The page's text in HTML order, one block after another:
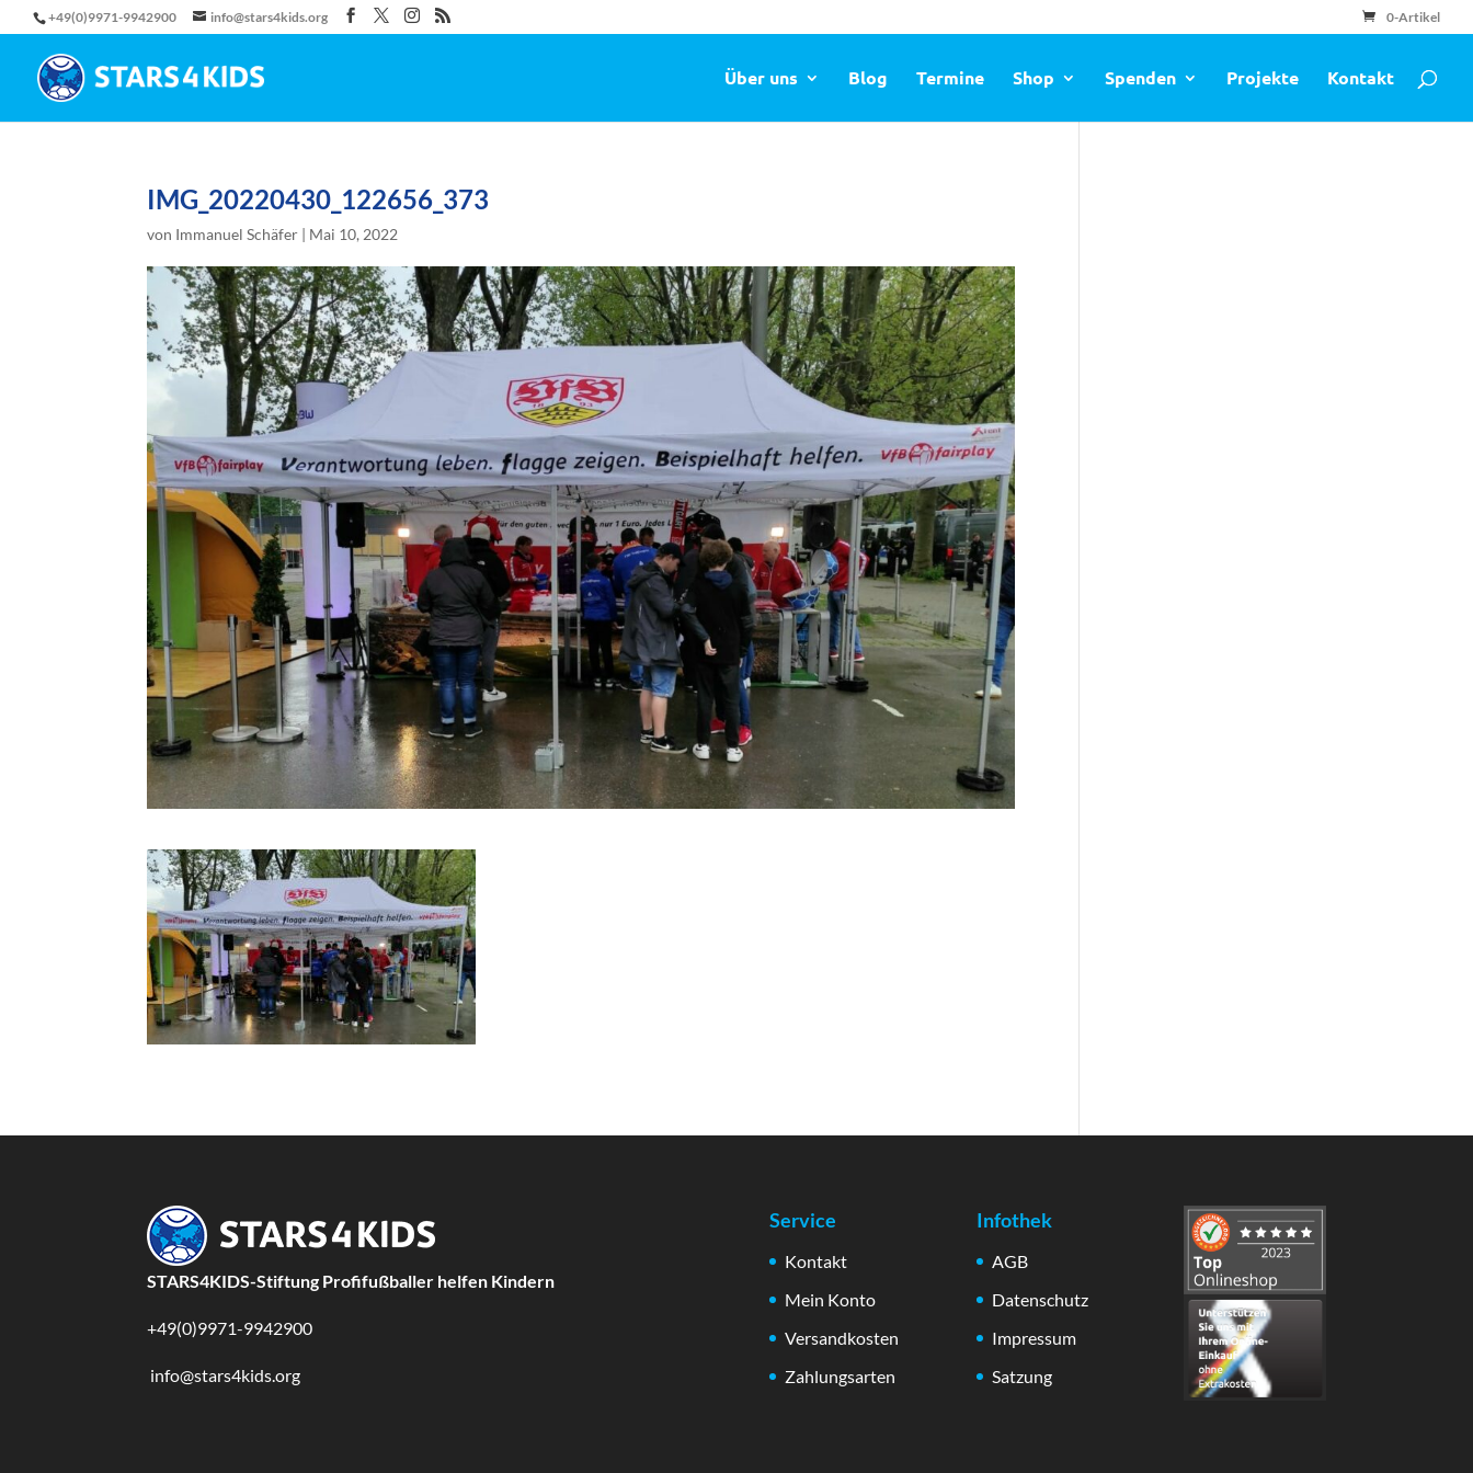
+49(0)9971-9942900 info@stars4kids.org 0-Artikel
Über uns Blog Termine Shop Spenden Projekte Kontakt
IMG_20220430_122656_373
von Immanuel Schäfer | Mai 10, 2022
STARS4KIDS-Stiftung Profifußballer helfen Kindern
+49(0)9971-9942900
info@stars4kids.org
Service
Kontakt
Mein Konto
Versandkosten
Zahlungsarten
Infothek
AGB
Datenschutz
Impressum
Satzung